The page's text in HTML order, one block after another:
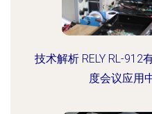
技术解析 RELY RL-912
度会议应用